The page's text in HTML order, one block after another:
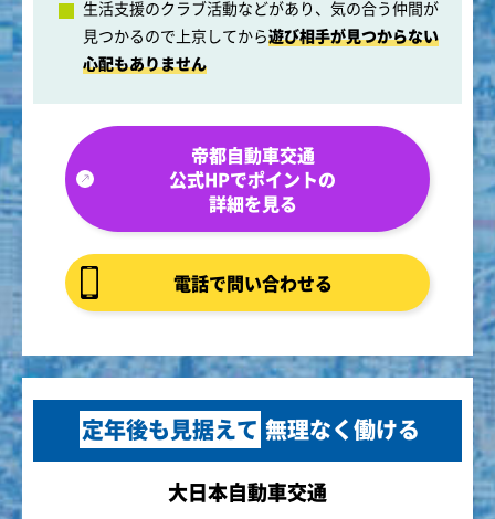
生活支援のクラブ活動などがあり、気の合う仲間が
見つかるので上京してから遊び相手が見つからない
心配もありません
帝都自動車交通
公式HPでポイントの
詳細を見る
電話で問い合わせる
定年後も見据えて 無理なく働ける
大日本自動車交通